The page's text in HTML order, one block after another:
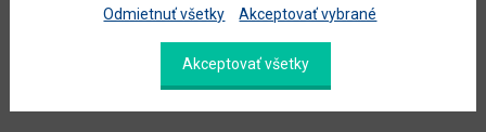
Alternatívne produkty
Odmietnuť všetky Akceptovať vybrané
Akceptovať všetky